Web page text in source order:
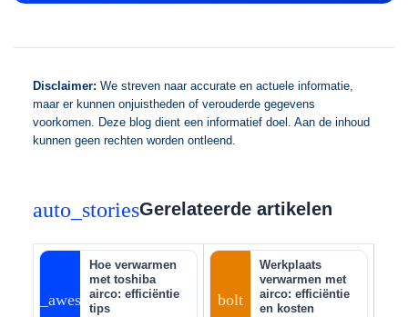
Disclaimer: We streven naar accurate en actuele informatie,
maar er kunnen onjuistheden of verouderde gegevens
voorkomen. Deze blog dient een informatief doel. Aan de inhoud
kunnen geen rechten worden ontleend.
auto_storiesGerelateerde artikelen
auto_awesome
Hoe verwarmen
met toshiba
airco: efficiëntie
tips
bolt
Werkplaats
verwarmen met
airco: efficiëntie
en kosten